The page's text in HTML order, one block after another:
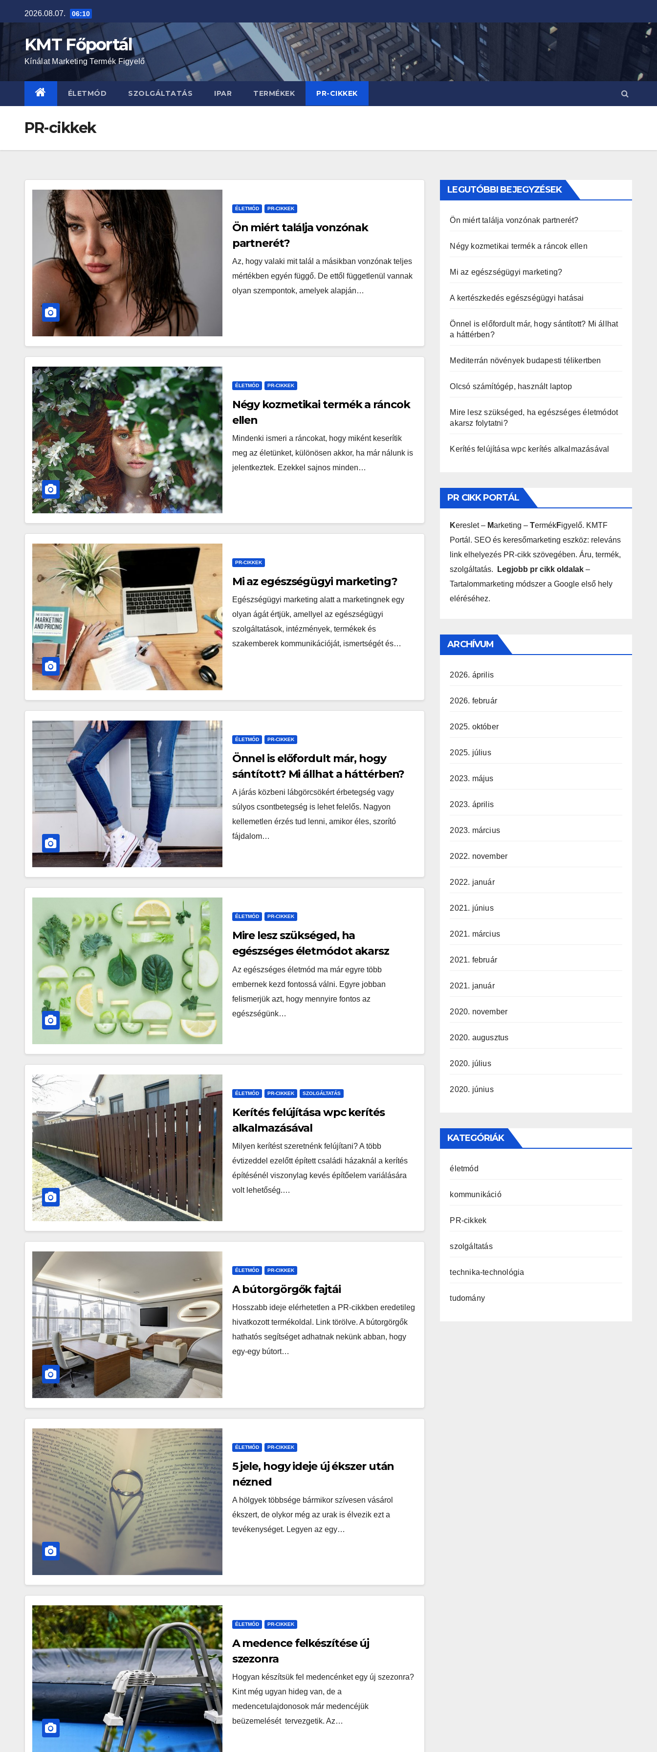
to
2026.08.07. 06:10
KMT Főportál
Kínálat Marketing Termék Figyelő
ÉLETMÓD SZOLGÁLTATÁS IPAR TERMÉKEK PR-CIKKEK
PR-cikkek
ÉLETMÓD PR-CIKKEK
Ön miért találja vonzónak
partnerét?
Az, hogy valaki mit talál a másikban vonzónak teljes
mértékben egyén függő. De ettől függetlenül vannak
olyan szempontok, amelyek alapján…
ÉLETMÓD PR-CIKKEK
Négy kozmetikai termék a ráncok
ellen
Mindenki ismeri a ráncokat, hogy miként keserítik
meg az életünket, különösen akkor, ha már nálunk is
jelentkeztek. Ezekkel sajnos minden…
PR-CIKKEK
Mi az egészségügyi marketing?
Egészségügyi marketing alatt a marketingnek egy
olyan ágát értjük, amellyel az egészségügyi
szolgáltatások, intézmények, termékek és
szakemberek kommunikációját, ismertségét és…
ÉLETMÓD PR-CIKKEK
Önnel is előfordult már, hogy
sántított? Mi állhat a háttérben?
A járás közbeni lábgörcsökért érbetegség vagy
súlyos csontbetegség is lehet felelős. Nagyon
kellemetlen érzés tud lenni, amikor éles, szorító
fájdalom…
ÉLETMÓD PR-CIKKEK
Mire lesz szükséged, ha
egészséges életmódot akarsz
folytatni?
Az egészséges életmód ma már egyre több
embernek kezd fontossá válni. Egyre jobban
felismerjük azt, hogy mennyire fontos az
egészségünk…
ÉLETMÓD PR-CIKKEK SZOLGÁLTATÁS
Kerítés felújítása wpc kerítés
alkalmazásával
Milyen kerítést szeretnénk felújítani? A több
évtizeddel ezelőtt épített családi házaknál a kerítés
építésénél viszonylag kevés építőelem variálására
volt lehetőség.…
ÉLETMÓD PR-CIKKEK
A bútorgörgők fajtái
Hosszabb ideje elérhetetlen a PR-cikkben eredetileg
hivatkozott termékoldal. Link törölve. A bútorgörgők
hathatós segítséget adhatnak nekünk abban, hogy
egy-egy bútort…
ÉLETMÓD PR-CIKKEK
5 jele, hogy ideje új ékszer után
nézned
A hölgyek többsége bármikor szívesen vásárol
ékszert, de olykor még az urak is élvezik ezt a
tevékenységet. Legyen az egy…
ÉLETMÓD PR-CIKKEK
A medence felkészítése új
szezonra
Hogyan készítsük fel medencénket egy új szezonra?
Kint még ugyan hideg van, de a
medencetulajdonosok már medencéjük
beüzemelését tervezgetik. Az…
LEGUTÓBBI BEJEGYZÉSEK
Ön miért találja vonzónak partnerét?
Négy kozmetikai termék a ráncok ellen
Mi az egészségügyi marketing?
A kertészkedés egészségügyi hatásai
Önnel is előfordult már, hogy sántított? Mi állhat
a háttérben?
Mediterrán növények budapesti télikertben
Olcsó számítógép, használt laptop
Mire lesz szükséged, ha egészséges életmódot
akarsz folytatni?
Kerítés felújítása wpc kerítés alkalmazásával
PR CIKK PORTÁL
Kereslet – Marketing –TermékFigyelő. KMTF
Portál. SEO és keresőmarketing eszköz: releváns
link elhelyezés PR-cikk szövegében. Áru, termék,
szolgáltatás.
Legjobb pr cikk oldalak –
Tartalommarketing módszer a Google első hely
eléréséhez.
ARCHÍVUM
2026. április
2026. február
2025. október
2025. július
2023. május
2023. április
2023. március
2022. november
2022. január
2021. június
2021. március
2021. február
2021. január
2020. november
2020. augusztus
2020. július
2020. június
KATEGÓRIÁK
életmód
kommunikáció
PR-cikkek
szolgáltatás
technika-technológia
tudomány